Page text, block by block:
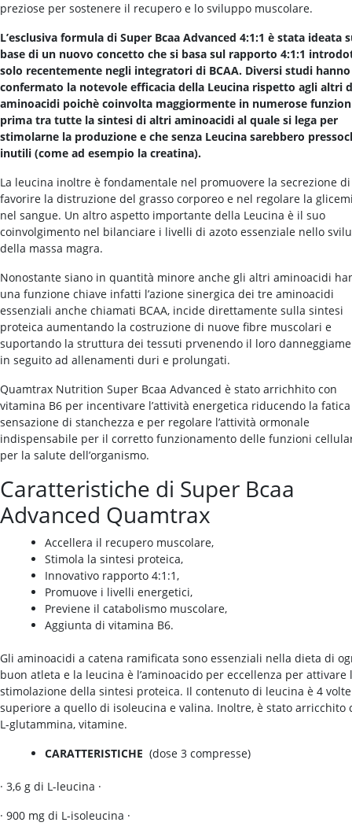
preziose per sostenere il recupero e lo sviluppo muscolare.
L’esclusiva formula di Super Bcaa Advanced 4:1:1 è stata ideata
base di un nuovo concetto che si basa sul rapporto 4:1:1
solo recentemente negli integratori di BCAA. Diversi studi hanno
confermato la notevole efficacia della Leucina rispetto agli altri
aminoacidi poichè coinvolta maggiormente in numerose
prima tra tutte la sintesi di altri aminoacidi al quale si lega per
stimolarne la produzione e che senza Leucina sarebbero
inutili (come ad esempio la creatina).
La leucina inoltre è fondamentale nel promuovere la secrezione di
favorire la distruzione del grasso corporeo e nel regolare la
nel sangue. Un altro aspetto importante della Leucina è il suo
coinvolgimento nel bilanciare i livelli di azoto essenziale nello
della massa magra.
Nonostante siano in quantità minore anche gli altri aminoacidi
una funzione chiave infatti l’azione sinergica dei tre aminoacidi
essenziali anche chiamati BCAA, incide direttamente sulla sintesi
proteica aumentando la costruzione di nuove fibre muscolari e
suportando la struttura dei tessuti prvenendo il loro
in seguito ad allenamenti duri e prolungati.
Quamtrax Nutrition Super Bcaa Advanced è stato arrichhito con
vitamina B6 per incentivare l’attività energetica riducendo la
sensazione di stanchezza e per regolare l’attività ormonale
indispensabile per il corretto funzionamento delle funzioni
per la salute dell’organismo.
Caratteristiche di Super Bcaa
Advanced Quamtrax
Accellera il recupero muscolare,
Stimola la sintesi proteica,
Innovativo rapporto 4:1:1,
Promuove i livelli energetici,
Previene il catabolismo muscolare,
Aggiunta di vitamina B6.
Gli aminoacidi a catena ramificata sono essenziali nella dieta di
buon atleta e la leucina è l’aminoacido per eccellenza per attivare
stimolazione della sintesi proteica. Il contenuto di leucina è 4 volte
superiore a quello di isoleucina e valina. Inoltre, è stato arricchito
L-glutammina, vitamine.
CARATTERISTICHE (dose 3 compresse)
· 3,6 g di L-leucina ·
· 900 mg di L-isoleucina ·